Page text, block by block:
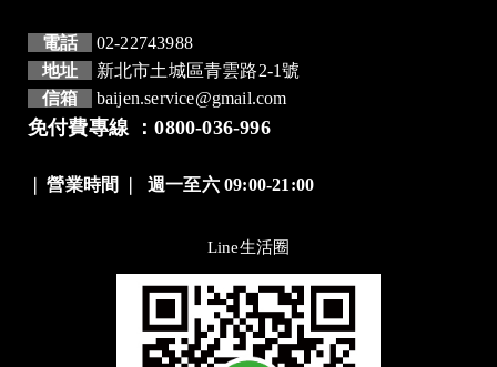
電話
02-22743988
地址
新北市土城區青雲路2-1號
信箱
baijen.service@gmail.com
免付費專線 ：0800-036-996
營業時間 ❘週一至六 09:00-21:00
Line生活圈